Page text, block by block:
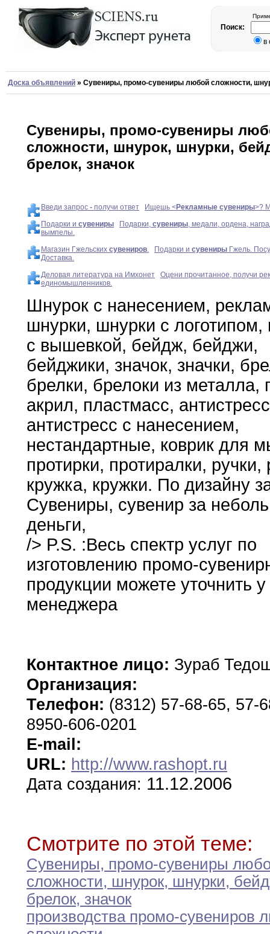
Поиск:
в
Доска объявлений » Сувениры, промо-сувениры любой сложности,
Сувениры, промо-сувениры
сложности, шнурок, шнурки,
брелок, значок
Введи запрос - получи ответ Ищешь <Рекламные сувениры>?
Подарки и сувениры Подарки, сувениры, медали, ордена,
вымпелы.
Магазин Гжельских сувениров. Подарки и сувениры Гжель.
Доставка.
Деловая литература на Имхонет
Оцени прочитанное, получи
единомышленников.
Шнурок с нанесением,
шнурки, шнурки с логотипом,
с вышевкой, бейдж, бейджи,
бейджики, значок, значки,
брелки, брелоки из металла,
акрил, пластмасс,
антистресс с нанесением,
нестандартные, коврик для
протирки, протиралки, ручки,
кружка, кружки. По дизайну
Сувениры, сувенир за
деньги,
/> P.S. :Весь спектр услуг по
изготовлению промо-
продукции можете уточнить у
менеджера
Контактное лицо: Зураб
Организация:
Телефон: (8312) 57-68-65, 57-
8950-606-0201
E-mail:
URL: http://www.rashopt.ru
Дата создания: 11.12.2006
Смотрите по этой теме:
Сувениры, промо-сувениры
сложности, шнурок, шнурки,
брелок, значок
производства промо-сувениров